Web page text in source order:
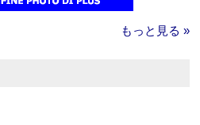
もっと見る »